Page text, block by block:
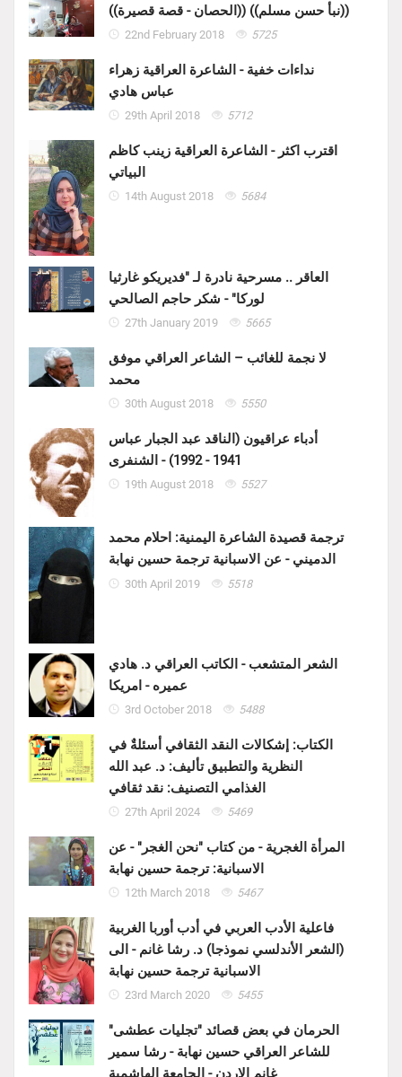
((الحصان - قصة قصيرة)) ((نبأ حسن مسلم))
22nd February 2018 5725
نداءات خفية - الشاعرة العراقية زهراء
عباس هادي
29th April 2018 5712
اقترب اكثر - الشاعرة العراقية زينب كاظم
البياتي
14th August 2018 5684
العاقر .. مسرحية نادرة لـ "فديريكو غارثيا
لوركا" - شكر حاجم الصالحي
27th January 2019 5665
لا نجمة للغائب – الشاعر العراقي موفق
محمد
30th August 2018 5550
أدباء عراقيون (الناقد عبد الجبار عباس
1941 - 1992) - الشنفرى
19th August 2018 5527
ترجمة قصيدة الشاعرة اليمنية: احلام محمد
الدميني - عن الاسبانية ترجمة حسين نهابة
30th April 2019 5518
الشعر المتشعب - الكاتب العراقي د. هادي
عميره - امريكا
3rd October 2018 5488
الكتاب: إشكالات النقد الثقافي أسئلةٌ في
النظرية والتطبيق تأليف: د. عبد الله
الغذامي التصنيف: نقد ثقافي
27th April 2024 5469
المرأة الغجرية - من كتاب "نحن الغجر" - عن
الاسبانية: ترجمة حسين نهابة
12th March 2018 5467
فاعلية الأدب العربي في أدب أوربا الغربية
(الشعر الأندلسي نموذجا) د. رشا غانم - الى
الاسبانية ترجمة حسين نهابة
23rd March 2020 5455
الحرمان في بعض قصائد "تجليات عطشى"
للشاعر العراقي حسين نهابة - رشا سمير
غانم الاردن - الجامعة الهاشمية